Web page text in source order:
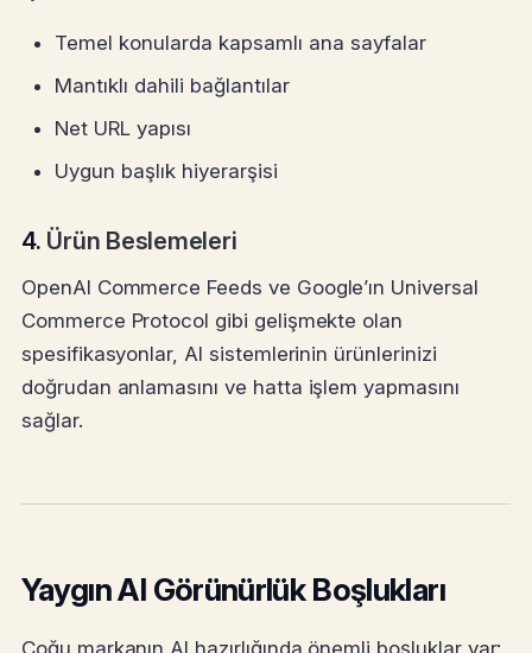
Temel konularda kapsamlı ana sayfalar
Mantıklı dahili bağlantılar
Net URL yapısı
Uygun başlık hiyerarşisi
4. Ürün Beslemeleri
OpenAI Commerce Feeds ve Google’ın Universal
Commerce Protocol gibi gelişmekte olan
spesifikasyonlar, AI sistemlerinin ürünlerinizi
doğrudan anlamasını ve hatta işlem yapmasını
sağlar.
Yaygın AI Görünürlük Boşlukları